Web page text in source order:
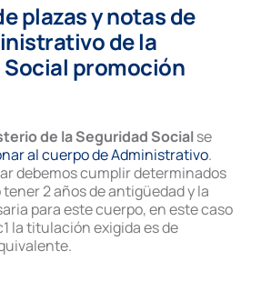
plazas y notas de
de la
promoción
de la Seguridad Socialse
al cuerpo de Administrativo.
debemos cumplir determinados
2 años de antigüedad y la
para este cuerpo, en este caso
la titulación exigida es de